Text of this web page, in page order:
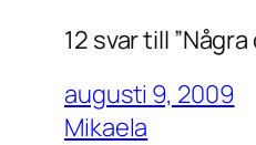
12 svar till
augusti 9, 2009
Mikaela